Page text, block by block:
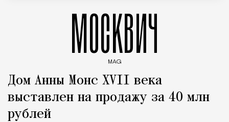
МОСКВИЧ
MAG
Дом Анны Монс XVII века
выставлен на продажу за 40 млн
рублей